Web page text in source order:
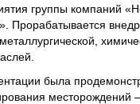
группы компаний
Прорабатывается
была
месторождений